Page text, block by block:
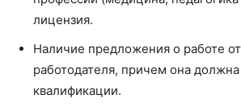
лицензия.
Наличие предложения о работе
работодателя, причем она должна
квалификации.